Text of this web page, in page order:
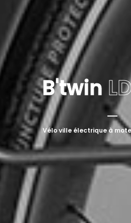
B'twin
Vélo ville électrique à